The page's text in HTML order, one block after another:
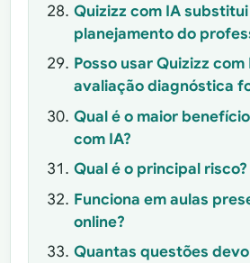
Quizizz com IA
planejamento do
Posso usar Quizizz com
avaliação diagnóstica
Qual é o maior
com IA?
Qual é o principal risco?
Funciona em aulas
online?
Quantas questões